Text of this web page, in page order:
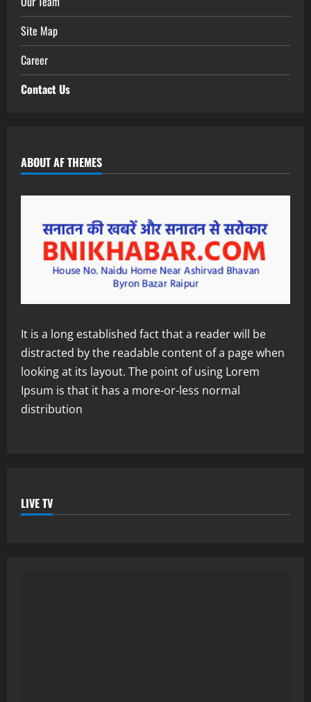
Site Map
Career
Contact Us
ABOUT AF THEMES
It is a long established fact that a reader will be
distracted by the readable content of a page when
looking at its layout. The point of using Lorem
Ipsum is that it has a more-or-less normal
distribution
LIVE TV